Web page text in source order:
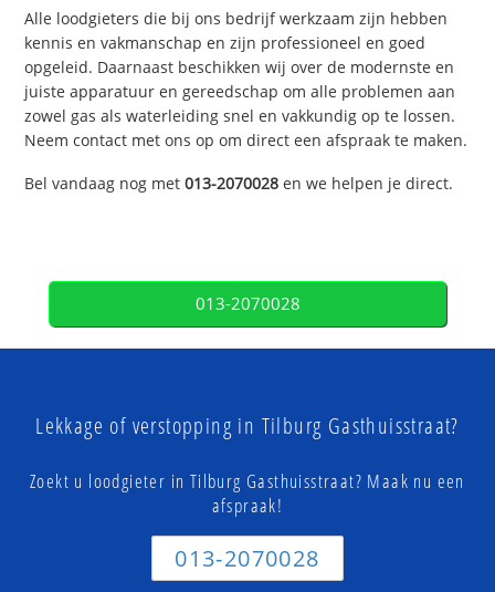
Alle loodgieters die bij ons bedrijf werkzaam zijn hebben
kennis en vakmanschap en zijn professioneel en goed
opgeleid. Daarnaast beschikken wij over de modernste en
juiste apparatuur en gereedschap om alle problemen aan
zowel gas als waterleiding snel en vakkundig op te lossen.
Neem contact met ons op om direct een afspraak te maken.
Bel vandaag nog met013-2070028 en we helpen je direct.
013-2070028
Lekkage of verstopping in Tilburg Gasthuisstraat?
Zoekt u loodgieter in Tilburg Gasthuisstraat? Maak nu een
afspraak!
013-2070028